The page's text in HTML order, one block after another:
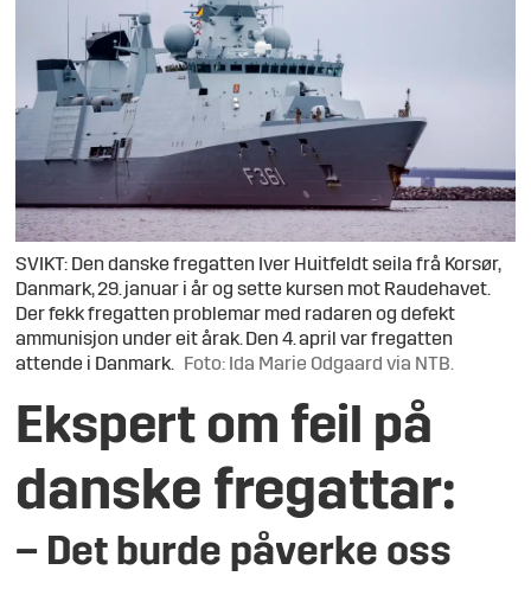
SVIKT: Den danske fregatten Iver Huitfeldt seila frå Korsør,
Danmark, 29. januar i år og sette kursen mot Raudehavet.
Der fekk fregatten problemar med radaren og defekt
ammunisjon under eit årak. Den 4. april var fregatten
attende i Danmark.
Foto: Ida Marie Odgaard via NTB.
Ekspert om feil på
danske fregattar:
– Det burde påverke oss